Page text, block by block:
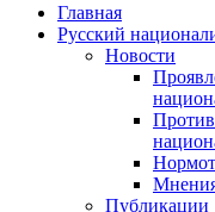
Главная
Русский
Новости
Публикации